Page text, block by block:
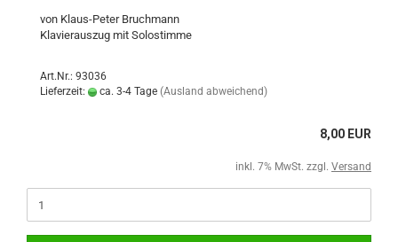
von Klaus-Peter Bruchmann
Klavierauszug mit Solostimme
Art.Nr.: 93036
Lieferzeit:
ca. 3-4 Tage (Ausland abweichend)
8,00 EUR
inkl. 7% MwSt. zzgl. Versand